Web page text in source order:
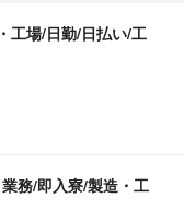
工場/日勤/日払い/工
務/即入寮/製造・工